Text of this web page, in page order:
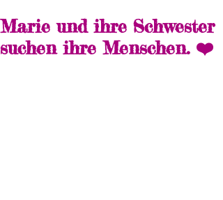
Marie und ihre Schwester
suchen ihre Menschen. ❤️